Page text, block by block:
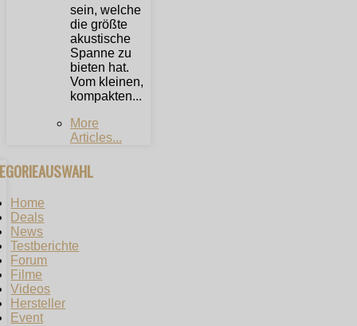
sein, welche
die größte
akustische
Spanne zu
bieten hat.
Vom kleinen,
kompakten...
More
Articles...
Home
Deals
News
Testberichte
Forum
Filme
Videos
Hersteller
Event